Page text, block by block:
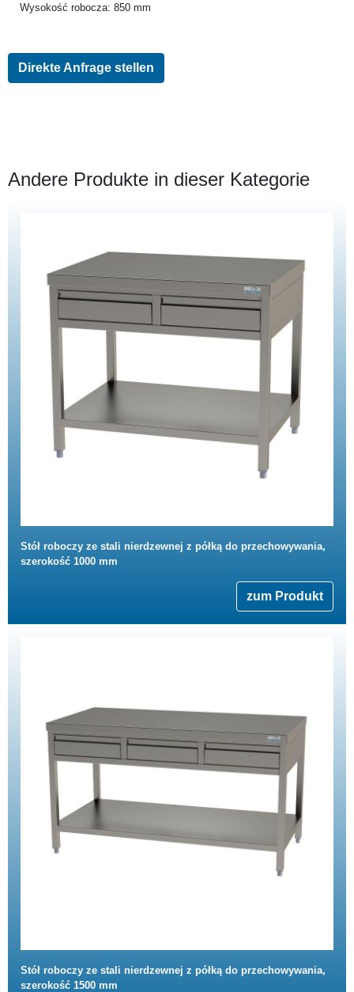
Wysokość robocza: 850 mm
Direkte Anfrage stellen
Andere Produkte in dieser Kategorie
Stół roboczy ze stali nierdzewnej z półką do przechowywania,
szerokość 1000 mm
zum Produkt
Stół roboczy ze stali nierdzewnej z półką do przechowywania,
szerokość 1500 mm